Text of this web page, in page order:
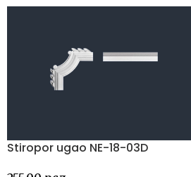
Stiropor ugao NE-18-03D